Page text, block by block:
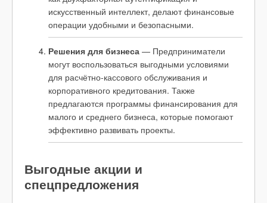
искусственный интеллект, делают финансовые
операции удобными и безопасными.
Решения для бизнеса — Предприниматели
могут воспользоваться выгодными условиями
для расчётно-кассового обслуживания и
корпоративного кредитования. Также
предлагаются программы финансирования для
малого и среднего бизнеса, которые помогают
эффективно развивать проекты.
Выгодные акции и
спецпредложения